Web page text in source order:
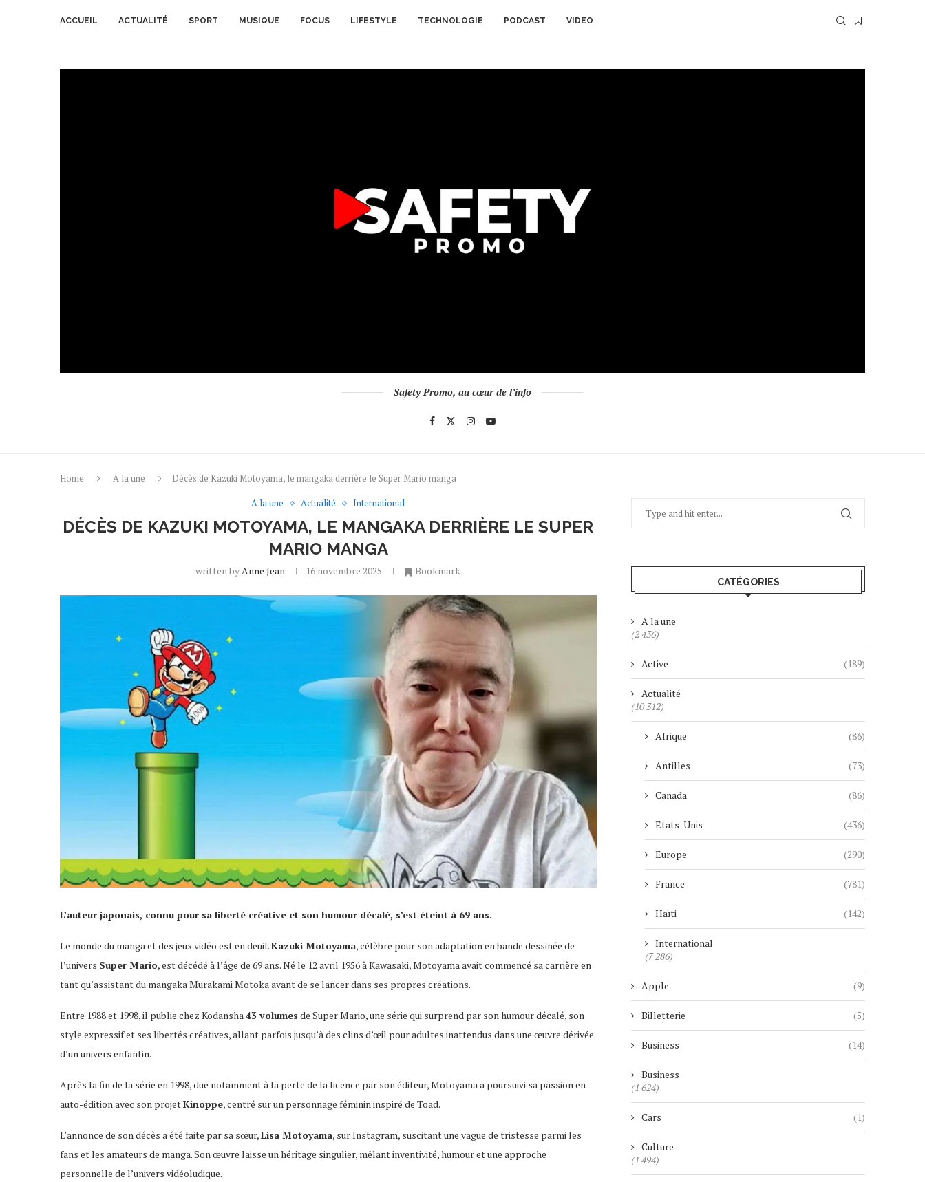
ACCUEIL ACTUALITÉ SPORT MUSIQUE FOCUS LIFESTYLE TECHNOLOGIE PODCAST VIDEO
Safety Promo, au cœur de l’info
Home A la une
Décès de Kazuki Motoyama, le mangaka derrière le Super Mario manga
A la une
Actualité International
DÉCÈS DE KAZUKI MOTOYAMA, LE MANGAKA DERRIÈRE LE SUPER
MARIO MANGA
written byAnne Jean 16 novembre 2025 Bookmark
L’auteur japonais, connu pour sa liberté créative et son humour décalé, s’est éteint à 69 ans.
Le monde du manga et des jeux vidéo est en deuil.Kazuki Motoyama, célèbre pour son adaptation en bande dessinée de
l’univers Super Mario, est décédé à l’âge de 69 ans. Né le 12 avril 1956 à Kawasaki, Motoyama avait commencé sa carrière en
tant qu’assistant du mangaka Murakami Motoka avant de se lancer dans ses propres créations.
Entre 1988 et 1998, il publie chez Kodansha43 volumes de Super Mario, une série qui surprend par son humour décalé, son
style expressif et ses libertés créatives, allant parfois jusqu’à des clins d’œil pour adultes inattendus dans une œuvre dérivée
d’un univers enfantin.
Après la fin de la série en 1998, due notamment à la perte de la licence par son éditeur, Motoyama a poursuivi sa passion en
auto-édition avec son projetKinoppe, centré sur un personnage féminin inspiré de Toad.
L’annonce de son décès a été faite par sa sœur,Lisa Motoyama, sur Instagram, suscitant une vague de tristesse parmi les
fans et les amateurs de manga. Son œuvre laisse un héritage singulier, mêlant inventivité, humour et une approche
personnelle de l’univers vidéoludique.
CATÉGORIES
A la une
(2 436)
Active (189)
Actualité
(10 312)
Afrique (86)
Antilles (73)
Canada (86)
Etats-Unis (436)
Europe (290)
France (781)
Haïti (142)
International
(7 286)
Apple (9)
Billetterie (5)
Business (14)
Business
(1 624)
Cars (1)
Culture
(1 494)